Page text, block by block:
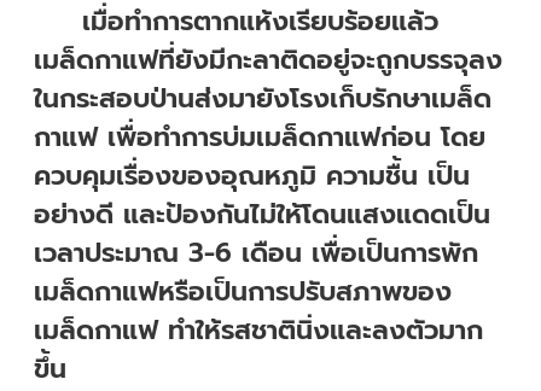
เมื่อทำการตากแห้งเรียบร้อยแล้ว
เมล็ดกาแฟที่ยังมีกะลาติดอยู่จะถูกบรรจุลง
ในกระสอบป่านส่งมายังโรงเก็บรักษาเมล็ด
กาแฟ เพื่อทำการบ่มเมล็ดกาแฟก่อน โดย
ควบคุมเรื่องของอุณหภูมิ ความชื้น เป็น
อย่างดี และป้องกันไม่ให้โดนแสงแดดเป็น
เวลาประมาณ 3-6 เดือน เพื่อเป็นการพัก
เมล็ดกาแฟหรือเป็นการปรับสภาพของ
เมล็ดกาแฟ ทำให้รสชาตินิ่งและลงตัวมาก
ขึ้น